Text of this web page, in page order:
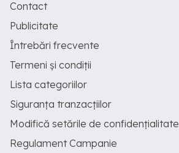
Contact
Publicitate
Întrebări frecvente
Termeni și condiții
Lista categoriilor
Siguranța tranzacțiilor
Modifică setările de confidențialitate
Regulament Campanie